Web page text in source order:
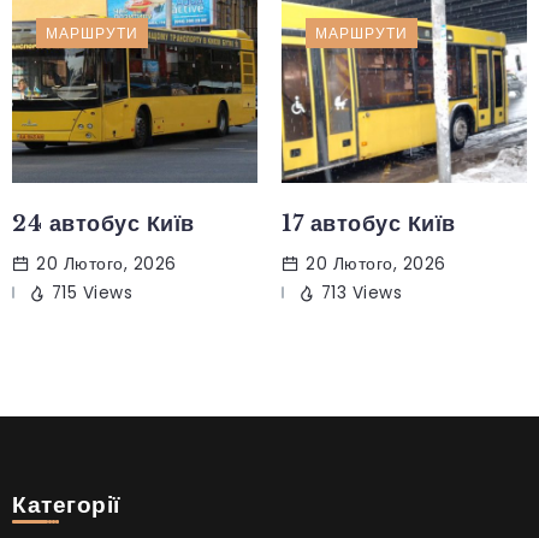
МАРШРУТИ
24 автобус Київ
20 Лютого, 2026
715 Views
МАРШРУТИ
17 автобус Київ
20 Лютого, 2026
713 Views
Категорії